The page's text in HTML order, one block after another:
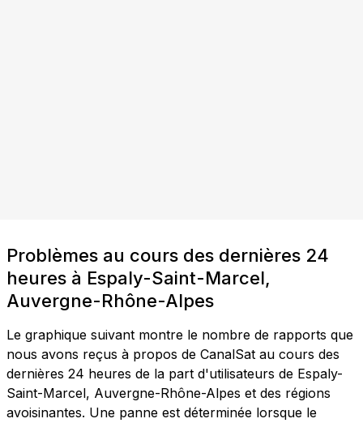
Problèmes au cours des dernières 24
heures à Espaly-Saint-Marcel,
Auvergne-Rhône-Alpes
Le graphique suivant montre le nombre de rapports que
nous avons reçus à propos de CanalSat au cours des
dernières 24 heures de la part d'utilisateurs de Espaly-
Saint-Marcel, Auvergne-Rhône-Alpes et des régions
avoisinantes. Une panne est déterminée lorsque le